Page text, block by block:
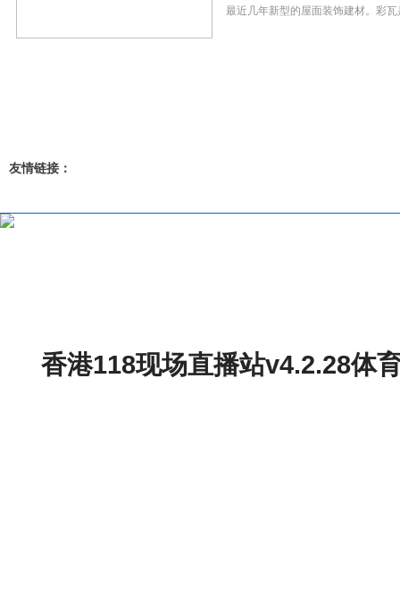
最近几年新型的屋面装饰建材。彩
友情链接：
香港118现场直播站v4.2.28体